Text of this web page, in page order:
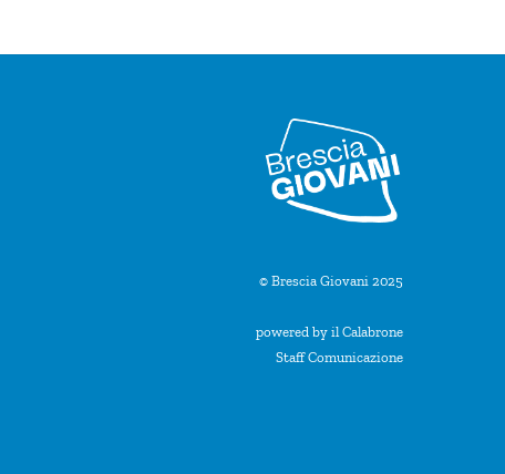
© Brescia Giovani 2025
powered by il Calabrone
Staff Comunicazione